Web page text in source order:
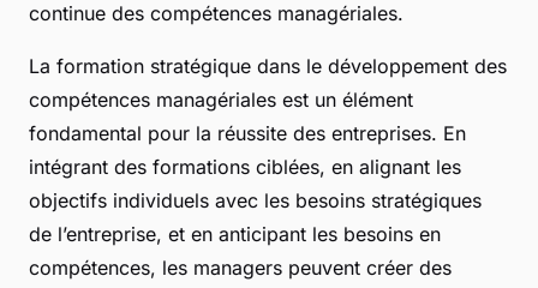
continue des compétences managériales.
La formation stratégique dans le développement des
compétences managériales est un élément
fondamental pour la réussite des entreprises. En
intégrant des formations ciblées, en alignant les
objectifs individuels avec les besoins stratégiques
de l’entreprise, et en anticipant les besoins en
compétences, les managers peuvent créer des